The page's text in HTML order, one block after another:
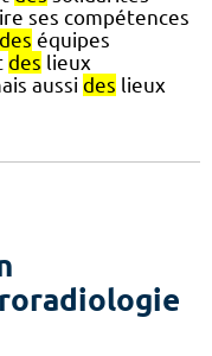
ses compétences
des équipes
des lieux
aussi des lieux